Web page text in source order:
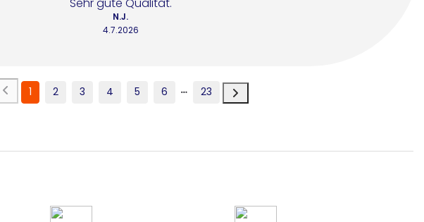
4.7.2026
N.J.
1 2 3 4 5 6 23